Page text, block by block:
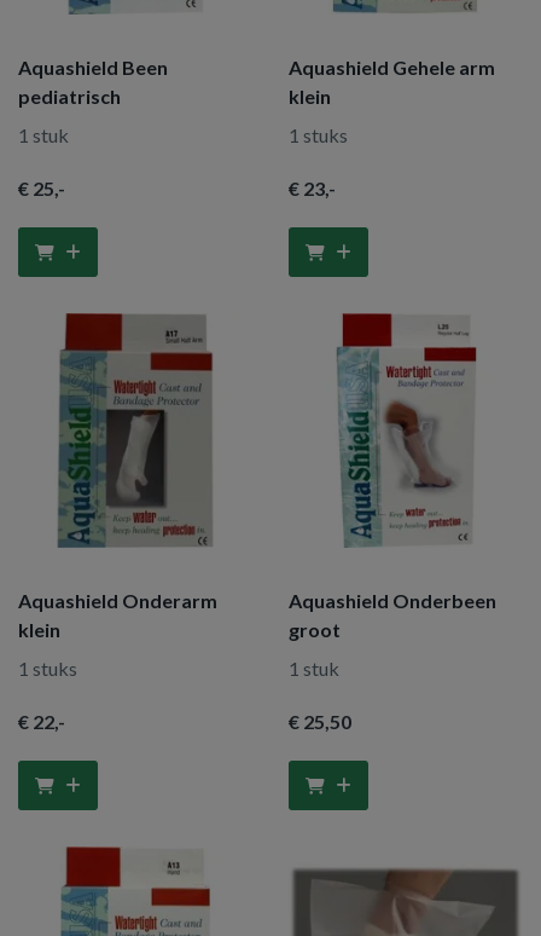
Aquashield Been
pediatrisch
1 stuk
€ 25,-
Aquashield Gehele arm
klein
1 stuks
€ 23,-
Aquashield Onderarm
klein
1 stuks
€ 22,-
Aquashield Onderbeen
groot
1 stuk
€ 25,50